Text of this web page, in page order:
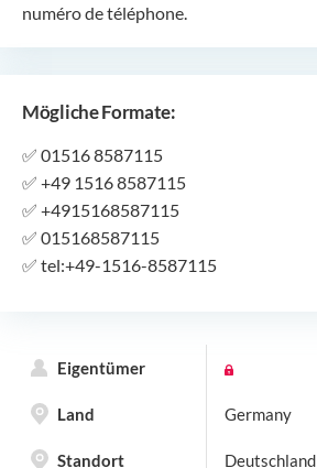
numéro de téléphone.
Mögliche Formate:
✅ 01516 8587115
✅ +49 1516 8587115
✅ +4915168587115
✅ 015168587115
✅ tel:+49-1516-8587115
Eigentümer
Land Germany
Standort Deutschland